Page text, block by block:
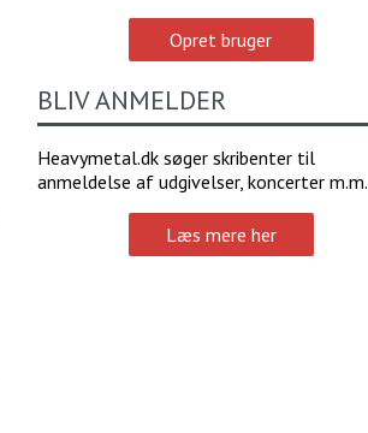
Opret bruger
BLIV ANMELDER
Heavymetal.dk søger skribenter til
anmeldelse af udgivelser, koncerter m.m.
Læs mere her